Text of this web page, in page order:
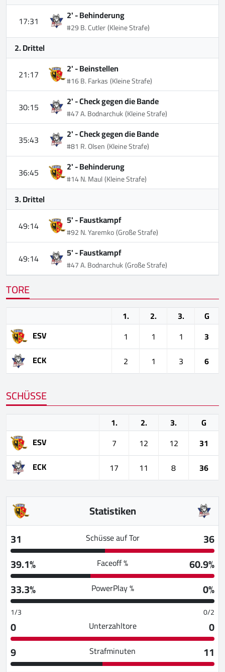
17:31
2' -Behinderung
#29 B. Cutler(Kleine Strafe)
2. Drittel
21:17
2' -Beinstellen
#16 B. Farkas(Kleine Strafe)
30:15 2' -Check gegen die Bande
#47 A. Bodnarchuk(Kleine Strafe)
35:43 2' -Check gegen die Bande
#81 R. Olsen(Kleine Strafe)
36:45 2' -Behinderung
#14 N. Maul(Kleine Strafe)
3. Drittel
49:14
5' -Faustkampf
#92 N. Yaremko(Große Strafe)
49:14 5' -Faustkampf
#47 A. Bodnarchuk(Große Strafe)
TORE
1. 2. 3.
G
ESV
1 1 1
3
ECK
2 1 3 6
SCHÜSSE
1. 2. 3.
G
ESV
7 12 12
31
ECK
17 11 8 36
Statistiken
31
Schüsse auf Tor
36
39.1%
Faceoff %
60.9%
33.3%
PowerPlay % 0%
1/3 0/2
0 Unterzahltore
0
9
Strafminuten
11